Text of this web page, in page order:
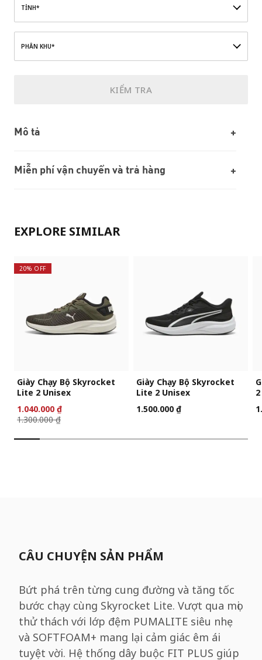
TỈNH*
PHÂN KHU*
KIỂM TRA
Mô tả
Miễn phí vận chuyển và trả hàng
EXPLORE SIMILAR
20% OFF
Giày Chạy Bộ Skyrocket
Lite 2 Unisex
1.040.000 ₫
1.300.000 ₫
Giày Chạy Bộ Skyrocket
Lite 2 Unisex
1.500.000 ₫
CÂU CHUYỆN SẢN PHẨM
Bứt phá trên từng cung đường và tăng tốc
bước chạy cùng Skyrocket Lite. Vượt qua mọi
thử thách với lớp đệm PUMALITE siêu nhẹ
và SOFTFOAM+ mang lại cảm giác êm ái
tuyệt vời. Hệ thống dây buộc FIT PLUS giúp